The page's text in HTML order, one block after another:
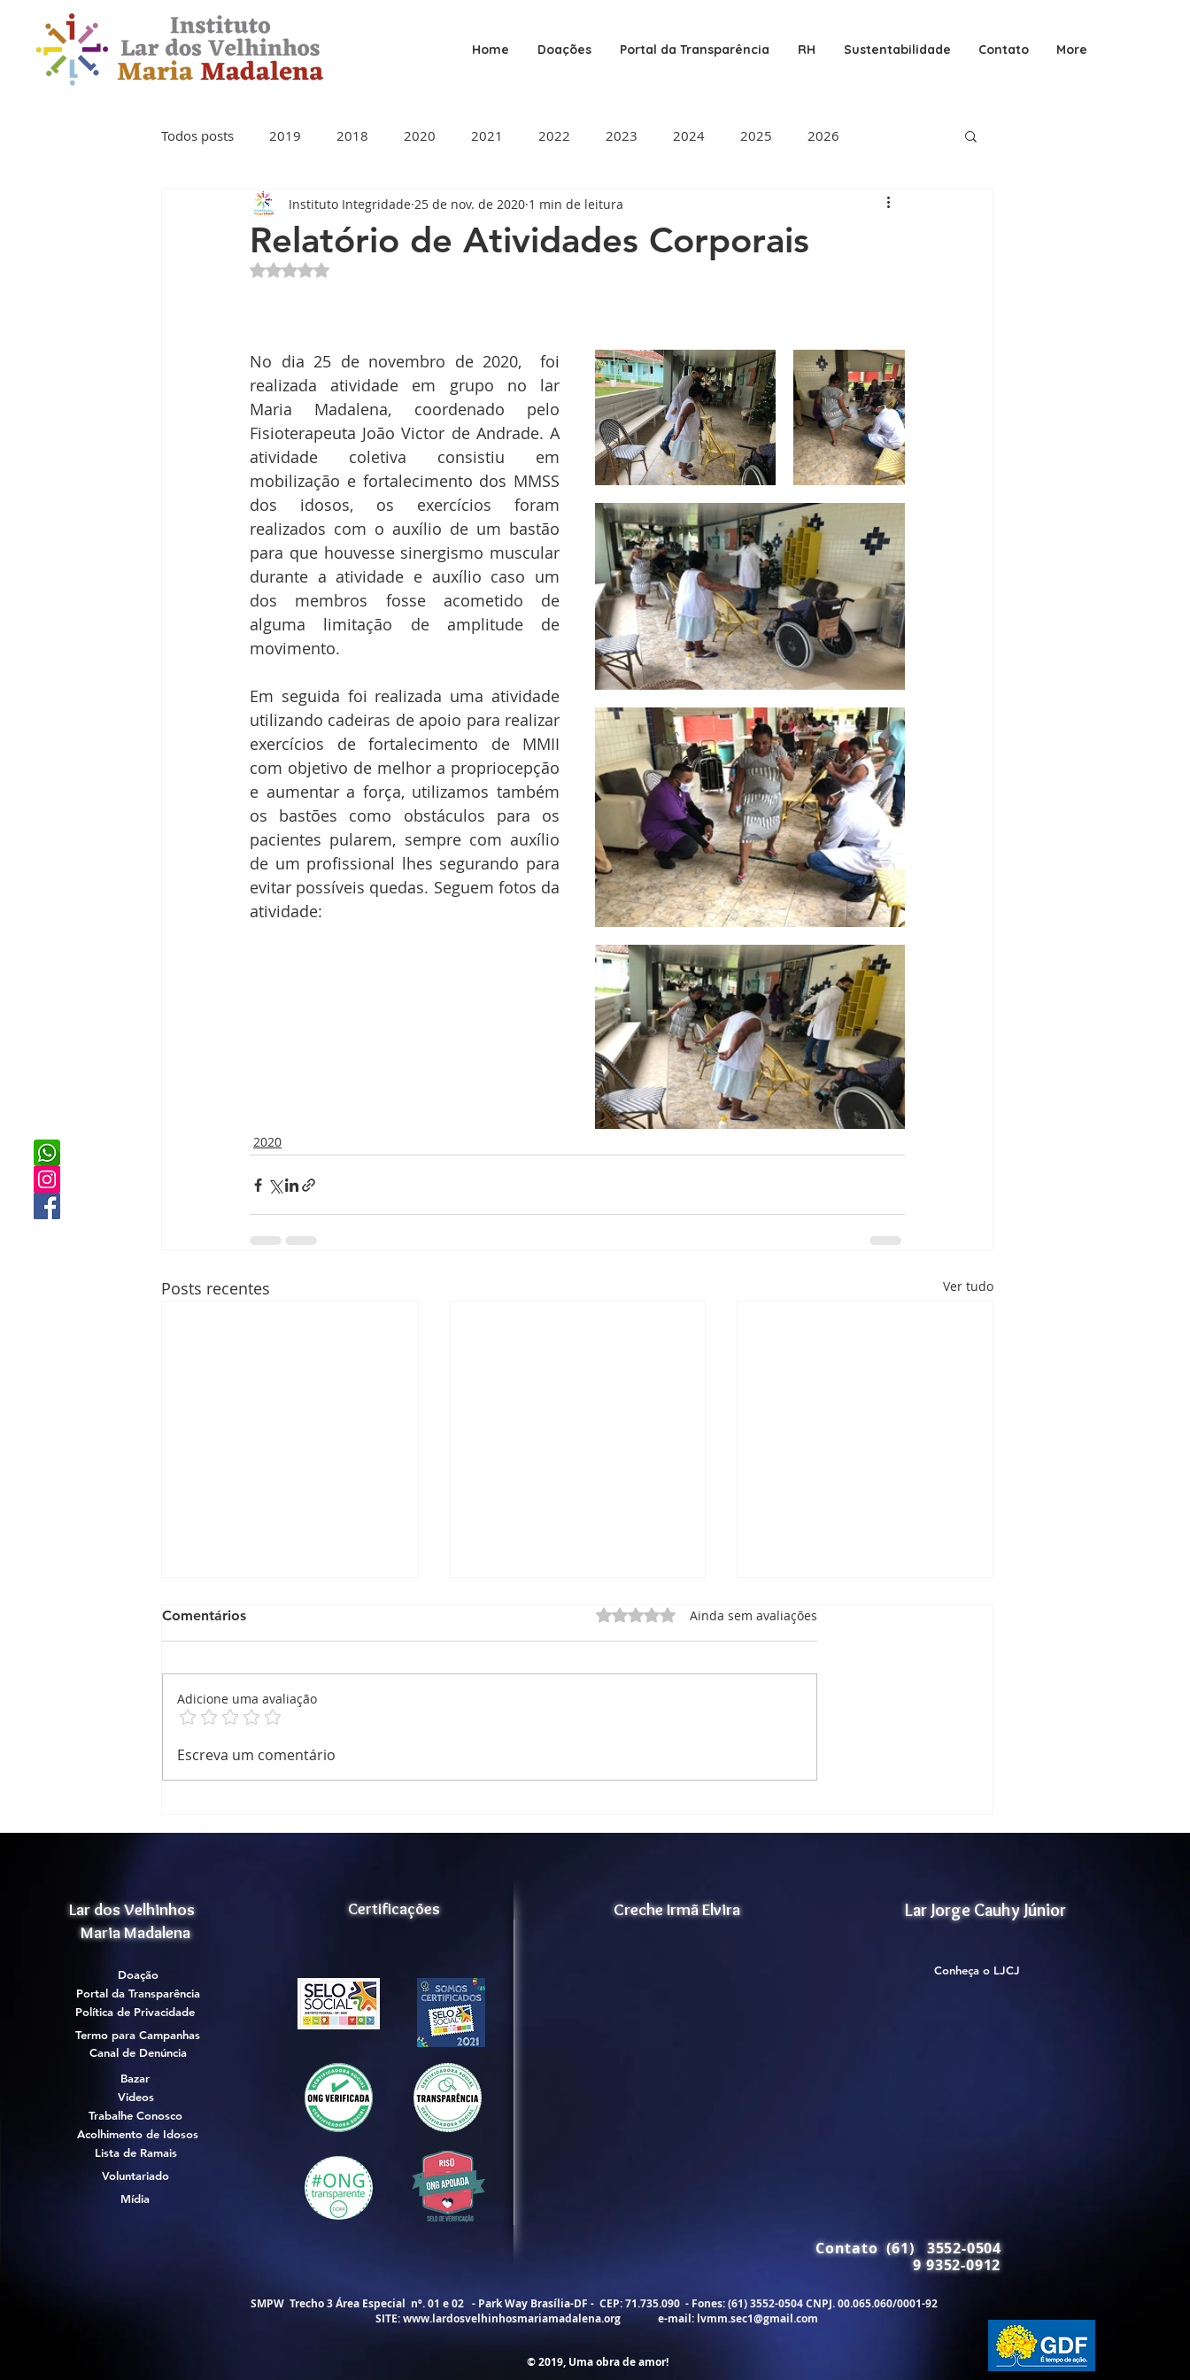
Home Doações Portal da Transparência RH Sustentabilidade Contato More
Todos posts 2019 2018 2020 2021 2022 2023 2024 2025 2026
Relatório de Atividades Corporais
Instituto Integridade 25 de nov. de 2020 1 min de leitura
Avaliado com NaN de 5 estrelas.
No dia 25 de novembro de 2020,  foi
realizada atividade em grupo no lar
Maria Madalena, coordenado pelo
Fisioterapeuta João Victor de Andrade. A
atividade coletiva consistiu em
mobilização e fortalecimento dos MMSS
dos idosos, os exercícios foram
realizados com o auxílio de um bastão
para que houvesse sinergismo muscular
durante a atividade e auxílio caso um
dos membros fosse acometido de
alguma limitação de amplitude de
movimento.
Em seguida foi realizada uma atividade
utilizando cadeiras de apoio para realizar
exercícios de fortalecimento de MMII
com objetivo de melhor a propriocepção
e aumentar a força, utilizamos também
os bastões como obstáculos para os
pacientes pularem, sempre com auxílio
de um profissional lhes segurando para
evitar possíveis quedas. Seguem fotos da
atividade:
2020
Posts recentes Ver tudo
Relatório de Atividade
Comentários Avaliado com 0 de 5 estrelas.
Ainda sem avaliações
Adicione uma avaliação
Escreva um comentário
Lar dos Velhinhos
Maria Madalena
Doação
Portal da Transparência
Política de Privacidade
Termo para Campanhas
Canal de Denúncia
Bazar
Videos
Trabalhe Conosco
Acolhimento de Idosos
Lista de Ramais
Voluntariado
Mídia
Certificações Creche Irmã Elvira Lar Jorge Cauhy Júnior
Conheça o LJCJ
Contato (61) 3552-0504
9 9352-0912
SMPW Trecho 3 Área Especial nº. 01 e 02 - Park Way Brasília-DF - CEP: 71.735.090 - Fones: (61) 3552-0504 CNPJ. 00.065.060/0001-92
SITE:www.lardosvelhinhosmariamadalena.org e-mail: lvmm.sec1@gmail.com
© 2019, Uma obra de amor!